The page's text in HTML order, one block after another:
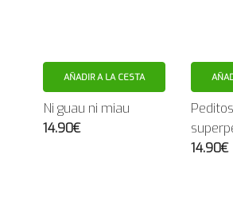
AÑADIR A LA CESTA
Ni guau ni miau
14.90€
14.90€